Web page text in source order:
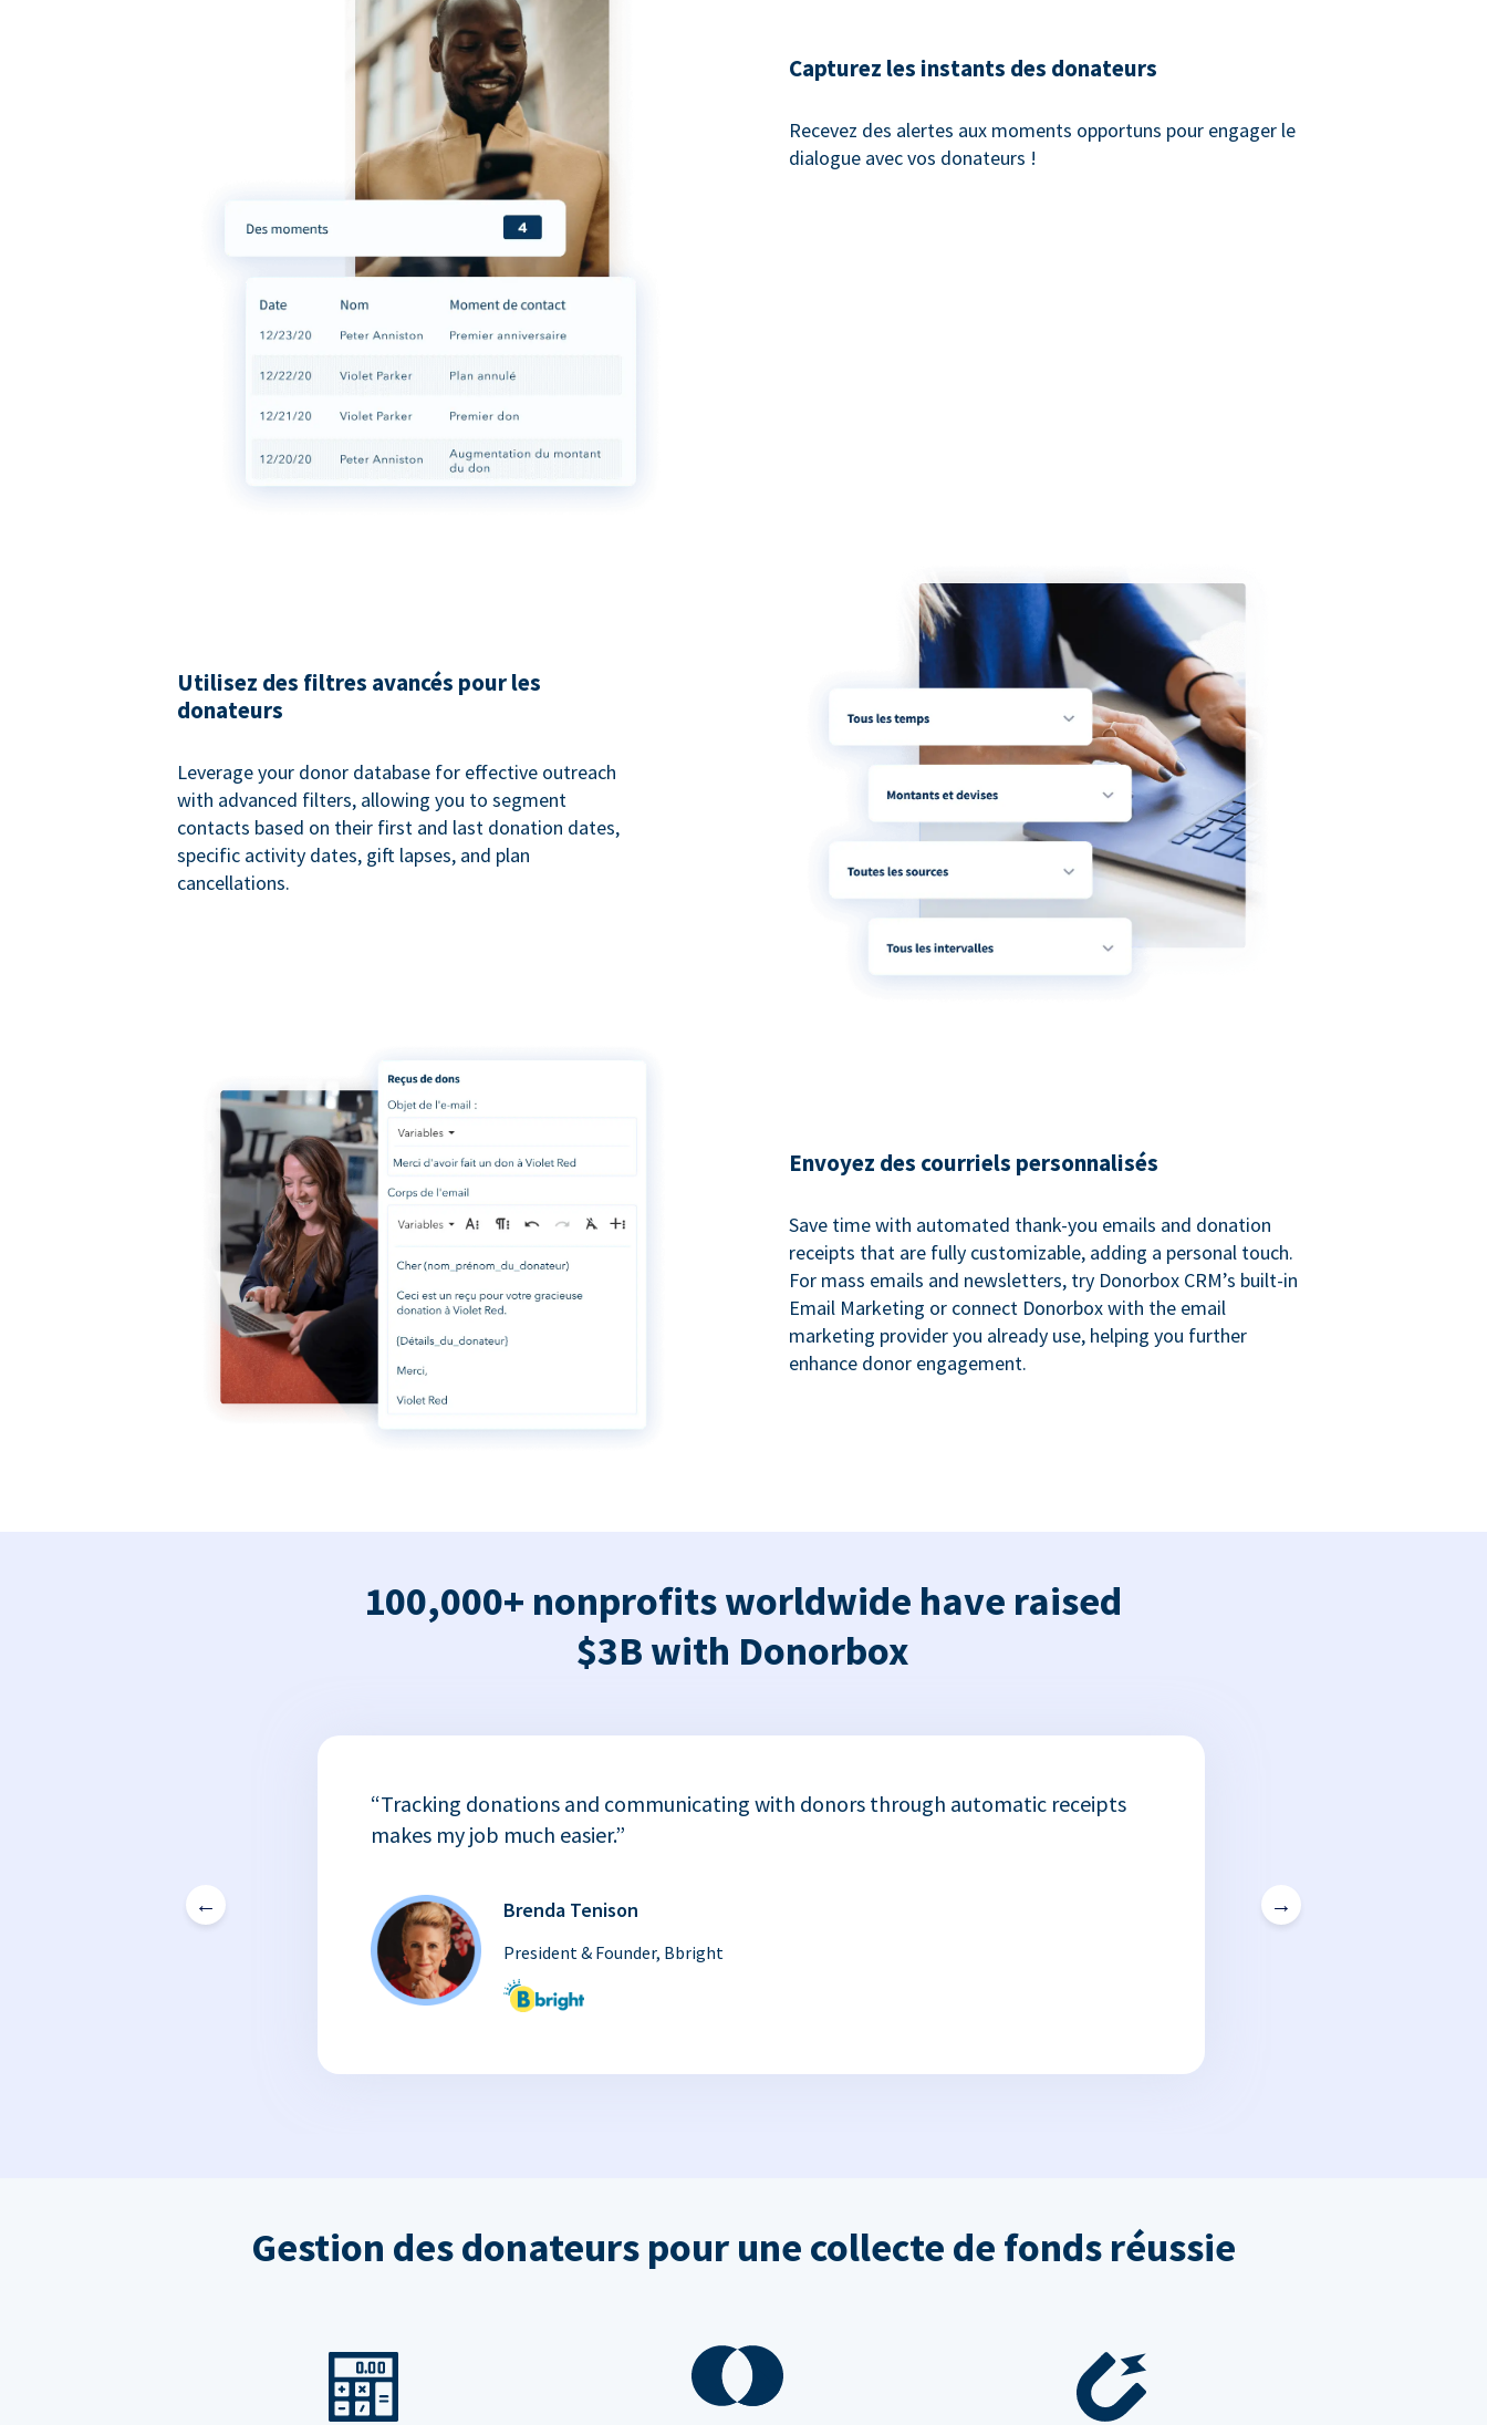
Capturez les instants des donateurs
Recevez des alertes aux moments opportuns pour engager le
dialogue avec vos donateurs !
Utilisez des filtres avancés pour les
donateurs
Leverage your donor database for effective outreach
with advanced filters, allowing you to segment
contacts based on their first and last donation dates,
specific activity dates, gift lapses, and plan
cancellations.
Envoyez des courriels personnalisés
Save time with automated thank-you emails and donation
receipts that are fully customizable, adding a personal touch.
For mass emails and newsletters, try Donorbox CRM’s built-in
Email Marketing or connect Donorbox with the email
marketing provider you already use, helping you further
enhance donor engagement.
100,000+ nonprofits worldwide have raised
$3B with Donorbox
←
“Tracking donations and communicating with donors through automatic receipts
makes my job much easier.”
Brenda Tenison
President & Founder, Bbright
→
Gestion des donateurs pour une collecte de fonds réussie